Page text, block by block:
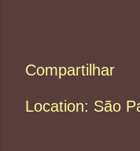
Compartilhar
Location: São